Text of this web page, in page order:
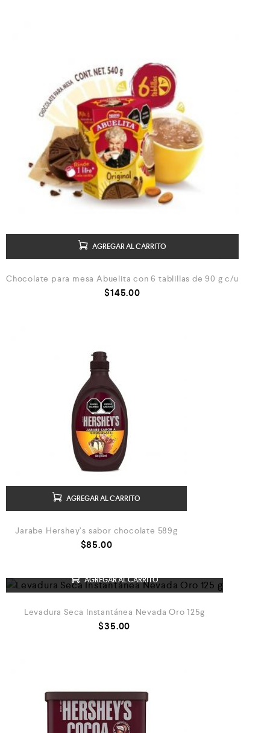
AGREGAR AL CARRITO
Chocolate para mesa Abuelita con 6 tablillas de 90 g c/u
$145.00
AGREGAR AL CARRITO
Jarabe Hershey’s sabor chocolate 589g
$85.00
AGREGAR AL CARRITO
Levadura Seca Instantánea Nevada Oro 125g
$35.00